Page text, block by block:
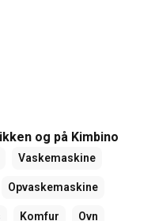
og på Kimbino
Vaskemaskine
Opvaskemaskine
Komfur Ovn